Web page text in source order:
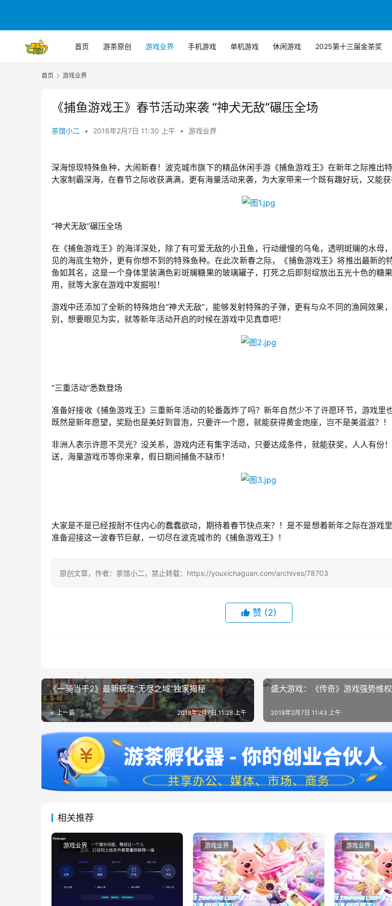
首页 游茶原创 游戏业界 手机游戏 单机游戏 休闲游戏 2025第十三届金茶奖
首页 游戏业界
《捕鱼游戏王》春节活动来袭 “神犬无敌”碾压全场
茶馆小二 • 2018年2月7日 11:30 上午 • 游戏业界
深海惊现特殊鱼种，大闹新春！波克城市旗下的精品休闲手游《捕鱼游戏王》在新年之际推出
大家制霸深海，在春节之际收获满满，更有海量活动来袭，为大家带来一个既有趣好玩，又能获
“神犬无敌”碾压全场
在《捕鱼游戏王》的海洋深处，除了有可爱无敌的小丑鱼，行动缓慢的乌龟，透明斑斓的水母
见的海底生物外，更有你想不到的特殊鱼种。在此次新春之际，《捕鱼游戏王》将推出最新的特
鱼如其名，这是一个身体里装满色彩斑斓糖果的玻璃罐子，打死之后即刻绽放出五光十色的糖
用，就等大家在游戏中发掘啦！
游戏中还添加了全新的特殊炮台“神犬无敌”，能够发射特殊的子弹，更有与众不同的渔网效果
别，想要眼见为实，就等新年活动开启的时候在游戏中见真章吧！
“三重活动”悉数登场
准备好接收《捕鱼游戏王》三重新年活动的轮番轰炸了吗？新年自然少不了许愿环节，游戏里也
既然是新年愿望，奖励也是美好到冒泡，只要许一个愿，就能获得黄金炮座，岂不是美滋滋？！
非洲人表示许愿不灵光？没关系，游戏内还有集字活动，只要达成条件，就能获奖，人人有份
送，海量游戏币等你来拿，假日期间捕鱼不缺币！
大家是不是已经按耐不住内心的蠢蠢欲动，期待着春节快点来？！是不是想着新年之际在游戏
准备迎接这一波春节巨献，一切尽在波克城市的《捕鱼游戏王》！
原创文章，作者：茶馆小二，禁止转载：https://youxichaguan.com/archives/78703
赞 (2)
《一骑当千2》最新玩法“无尽之域”独家揭秘
上一篇 2018年2月7日 11:28 上午
盛大游戏：《传奇》游戏强势维
2018年2月7日 11:43 上午
相关推荐
游戏业界 游戏业界 游戏业界